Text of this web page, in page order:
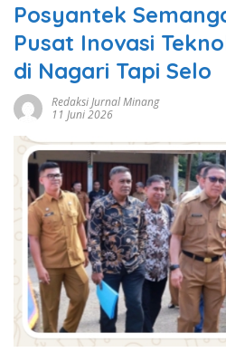
Posyantek
Pusat Inovasi
di Nagari Tapi Selo
Redaksi Jurnal Minang
11 Juni 2026